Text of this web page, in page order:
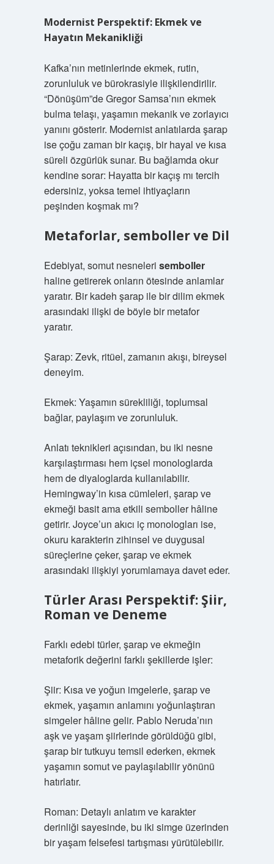
Modernist Perspektif: Ekmek ve
Hayatın Mekanikliği
Kafka’nın metinlerinde ekmek, rutin,
zorunluluk ve bürokrasiyle ilişkilendirilir.
“Dönüşüm”de Gregor Samsa’nın ekmek
bulma telaşı, yaşamın mekanik ve zorlayıcı
yanını gösterir. Modernist anlatılarda şarap
ise çoğu zaman bir kaçış, bir hayal ve kısa
süreli özgürlük sunar. Bu bağlamda okur
kendine sorar: Hayatta bir kaçış mı tercih
edersiniz, yoksa temel ihtiyaçların
peşinden koşmak mı?
Metaforlar, sembollerve Dil
Edebiyat, somut nesneleri semboller
haline getirerek onların ötesinde anlamlar
yaratır. Bir kadeh şarap ile bir dilim ekmek
arasındaki ilişki de böyle bir metafor
yaratır.
Şarap: Zevk, ritüel, zamanın akışı, bireysel
deneyim.
Ekmek: Yaşamın sürekliliği, toplumsal
bağlar, paylaşım ve zorunluluk.
Anlatı teknikleri açısından, bu iki nesne
karşılaştırması hem içsel monologlarda
hem de diyaloglarda kullanılabilir.
Hemingway’in kısa cümleleri, şarap ve
ekmeği basit ama etkili semboller hâline
getirir. Joyce’un akıcı iç monologları ise,
okuru karakterin zihinsel ve duygusal
süreçlerine çeker, şarap ve ekmek
arasındaki ilişkiyi yorumlamaya davet eder.
Türler Arası Perspektif: Şiir,
Roman ve Deneme
Farklı edebi türler, şarap ve ekmeğin
metaforik değerini farklı şekillerde işler:
Şiir: Kısa ve yoğun imgelerle, şarap ve
ekmek, yaşamın anlamını yoğunlaştıran
simgeler hâline gelir. Pablo Neruda’nın
aşk ve yaşam şiirlerinde görüldüğü gibi,
şarap bir tutkuyu temsil ederken, ekmek
yaşamın somut ve paylaşılabilir yönünü
hatırlatır.
Roman: Detaylı anlatım ve karakter
derinliği sayesinde, bu iki simge üzerinden
bir yaşam felsefesi tartışması yürütülebilir.